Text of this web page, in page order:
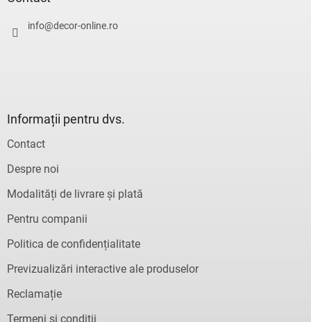
info@decor-online.ro
Informații pentru dvs.
Contact
Despre noi
Modalități de livrare și plată
Pentru companii
Politica de confidențialitate
Previzualizări interactive ale produselor
Reclamație
Termeni și condiții